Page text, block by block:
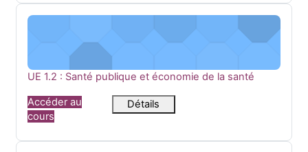
UE 1.2 : Santé publique et économie de la santé
Nom du cours
UE 1.2 : Santé publique et économie de la santé
Accéder au
cours
Détails